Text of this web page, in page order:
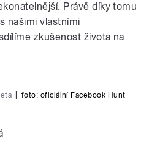
Právě díky tomu
našimi vlastními
zkušenost života na
foto: oficiální Facebook Hunt